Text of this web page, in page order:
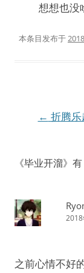
想想也没
本条目发布于
导
← 折腾
《毕业开溜》
之前心情不好